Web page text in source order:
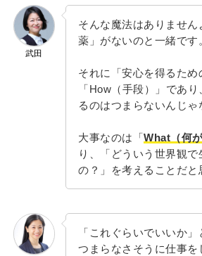
武田
そんな魔法はありません
薬」がないのと一緒です
それに「安心を得るため
「How（手段）」であ
るのはつまらないんじゃ
大事なのは「What（何
り、「どういう世界観
の？」を考えることだと
「これぐらいでいいか
つまらなさそうに仕事を